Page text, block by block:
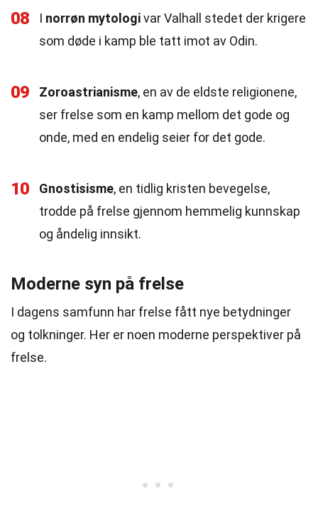
08 I norrøn mytologivar Valhall stedet der krigere
som døde i kamp ble tatt imot av Odin.
09 Zoroastrianisme, en av de eldste religionene,
ser frelse som en kamp mellom det gode og
onde, med en endelig seier for det gode.
10 Gnostisisme, en tidlig kristen bevegelse,
trodde på frelse gjennom hemmelig kunnskap
og åndelig innsikt.
Moderne syn på frelse
I dagens samfunn har frelse fått nye betydninger
og tolkninger. Her er noen moderne perspektiver på
frelse.